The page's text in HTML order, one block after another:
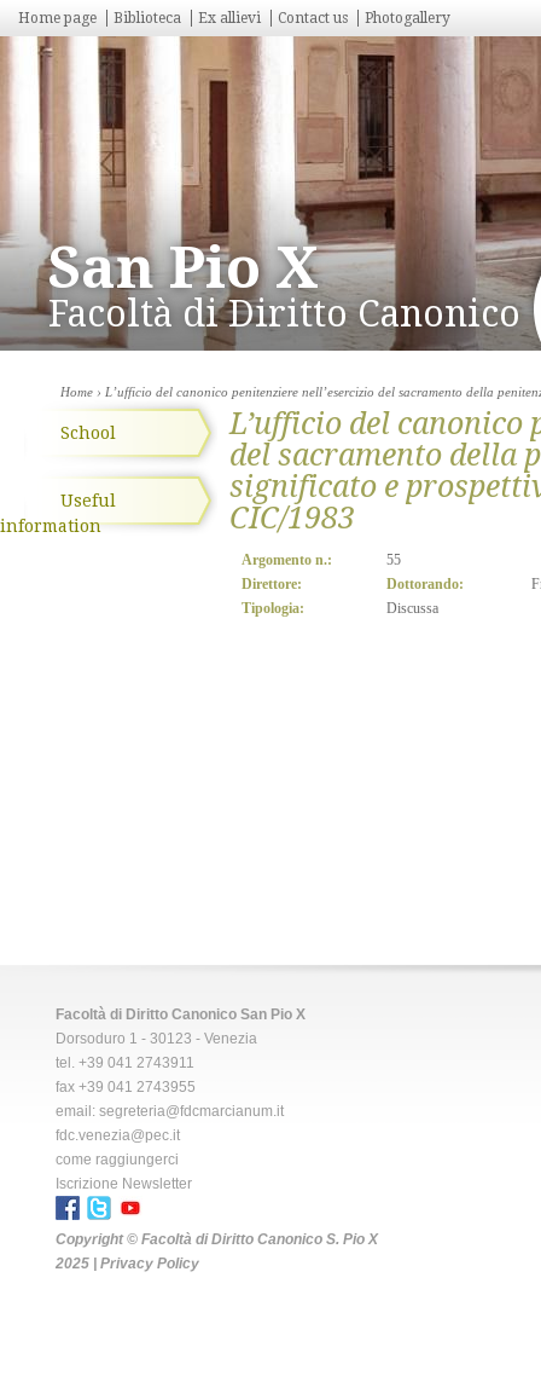
Home page Biblioteca Ex allievi Contact us Photogallery
San Pio X
Facoltà di Diritto Canonico
Home › L’ufficio del canonico penitenziere nell’esercizio del sacramento della
School
Useful
information
L’ufficio del canonico
del sacramento della
significato e
CIC/1983
Argomento n.:
55
Direttore:
Dottorando:
Tipologia:
Discussa
Facoltà di Diritto Canonico San Pio X
Dorsoduro 1 - 30123 - Venezia
tel. +39 041 2743911
fax +39 041 2743955
email: segreteria@fdcmarcianum.it
fdc.venezia@pec.it
come raggiungerci
Iscrizione Newsletter
Copyright © Facoltà di Diritto Canonico S. Pio X
2025 | Privacy Policy